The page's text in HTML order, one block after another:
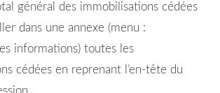
général des immobilisations cédées
dans une annexe (menu :
informations) toutes les
cédées en reprenant l’en-tête du